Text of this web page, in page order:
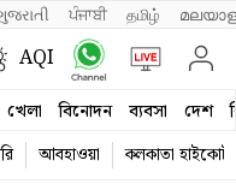
ਪੰਜਾਬੀ தமிழ்
AQI
খেলা বিনোদন ব্যবসা দেশ
আবহাওয়া
কলকাতা হাইকোর্ট